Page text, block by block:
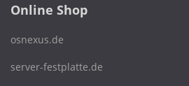
Online Shop
osnexus.de
server-festplatte.de